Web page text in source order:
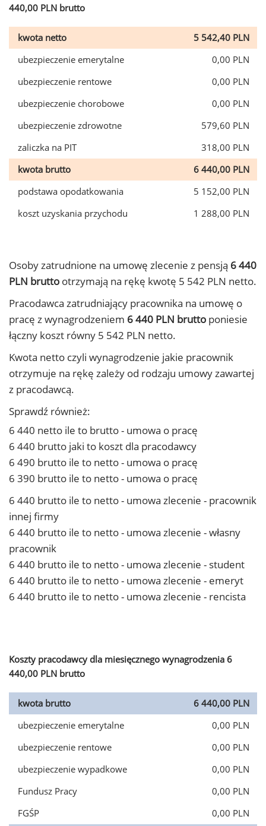
440,00 PLN brutto
kwota netto
5 542,40 PLN
ubezpieczenie emerytalne
0,00 PLN
ubezpieczenie rentowe
0,00 PLN
ubezpieczenie chorobowe
0,00 PLN
ubezpieczenie zdrowotne
579,60 PLN
zaliczka na PIT
318,00 PLN
kwota brutto
6 440,00 PLN
podstawa opodatkowania
5 152,00 PLN
koszt uzyskania przychodu
1 288,00 PLN
Osoby zatrudnione na umowę zlecenie z pensją 6 440
PLN brutto otrzymają na rękę kwotę 5 542 PLN netto.
Pracodawca zatrudniający pracownika na umowę o
pracę z wynagrodzeniem 6 440 PLN brutto poniesie
łączny koszt równy 5 542 PLN netto.
Kwota netto czyli wynagrodzenie jakie pracownik
otrzymuje na rękę zależy od rodzaju umowy zawartej
z pracodawcą.
Sprawdź również:
6 440 netto ile to brutto - umowa o pracę
6 440 brutto jaki to koszt dla pracodawcy
6 490 brutto ile to netto - umowa o pracę
6 390 brutto ile to netto - umowa o pracę
6 440 brutto ile to netto - umowa zlecenie - pracownik
innej firmy
6 440 brutto ile to netto - umowa zlecenie - własny
pracownik
6 440 brutto ile to netto - umowa zlecenie - student
6 440 brutto ile to netto - umowa zlecenie - emeryt
6 440 brutto ile to netto - umowa zlecenie - rencista
Koszty pracodawcy dla miesięcznego wynagrodzenia 6
440,00 PLN brutto
kwota brutto
6 440,00 PLN
ubezpieczenie emerytalne
0,00 PLN
ubezpieczenie rentowe
0,00 PLN
ubezpieczenie wypadkowe
0,00 PLN
Fundusz Pracy
0,00 PLN
FGŚP
0,00 PLN